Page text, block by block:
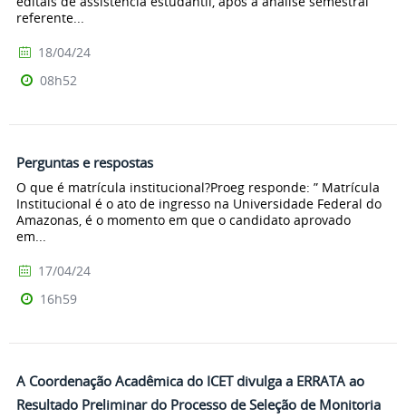
referente...
18/04/24
08h52
Perguntas e respostas
O que é matrícula institucional?Proeg responde: ” Matrícula
Institucional é o ato de ingresso na Universidade Federal do
Amazonas, é o momento em que o candidato aprovado
em...
17/04/24
16h59
A Coordenação Acadêmica do ICET divulga a ERRATA ao
Resultado Preliminar do Processo de Seleção de Monitoria